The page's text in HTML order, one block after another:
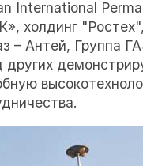
International
холдинг
– Антей, Группа